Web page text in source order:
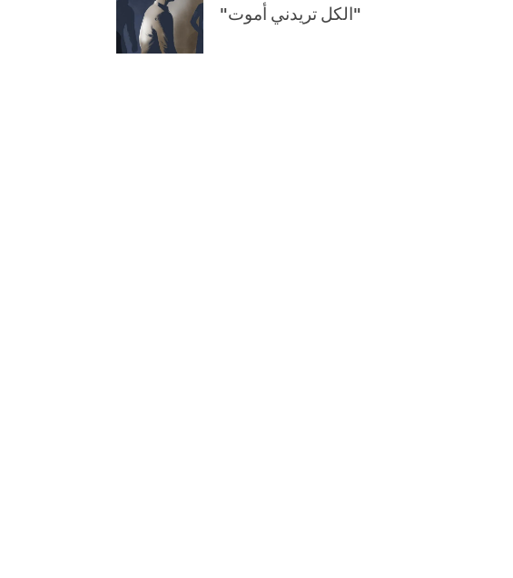
"الكل تريدني أموت"